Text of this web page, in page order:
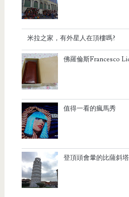
米拉之家，有外星人在頂樓嗎?
佛羅倫斯Francesco
值得一看的瘋馬秀
登頂頭會暈的比薩斜塔